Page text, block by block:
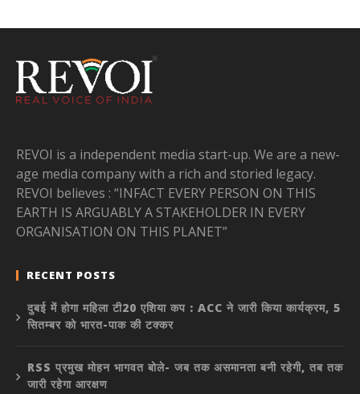
REVOI is a independent media start-up. We are a new-
age media company with a rich and storied legacy.
REVOI believes : “INFACT EVERY PERSON ON THIS
EARTH IS ARGUABLY A STAKEHOLDER IN EVERY
ORGANISATION ON THIS PLANET”
RECENT POSTS
दुबई में होगा महिला टी20 एशिया कप : ACC ने जारी किया कार्यक्रम, 5
सितम्बर को भारत-पाक की टक्कर
RSS प्रमुख मोहन भागवत बोले- जब तक असमानता बनी रहेगी, तब तक
जारी रहेगा आरक्षण